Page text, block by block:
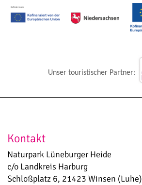
Unser touristischer Partner:
Kontakt
Naturpark Lüneburger Heide
c/o Landkreis Harburg
Schloßplatz 6, 21423 Winsen (Luhe)